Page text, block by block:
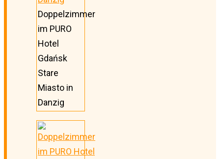
Doppelzimmer
im PURO
Hotel
Gdańsk
Stare
Miasto in
Danzig